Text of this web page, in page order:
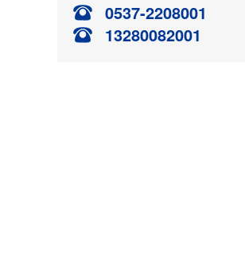
0537-2208001
13280082001